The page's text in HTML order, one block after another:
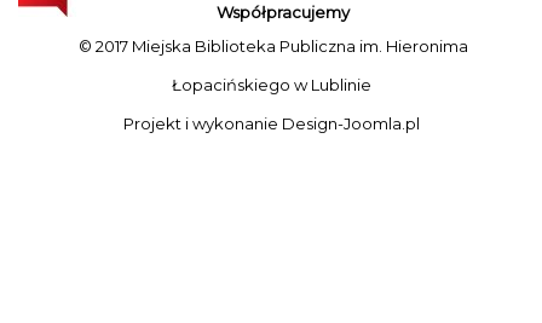
Współpracujemy
© 2017 Miejska Biblioteka Publiczna im. Hieronima
Łopacińskiego w Lublinie
Projekt i wykonanie Design-Joomla.pl